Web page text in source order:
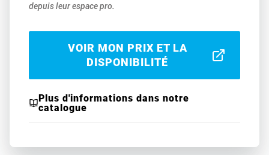
depuis leur espace pro.
VOIR MON PRIX ET LA
DISPONIBILITÉ
Plus d'informations dans notre
catalogue